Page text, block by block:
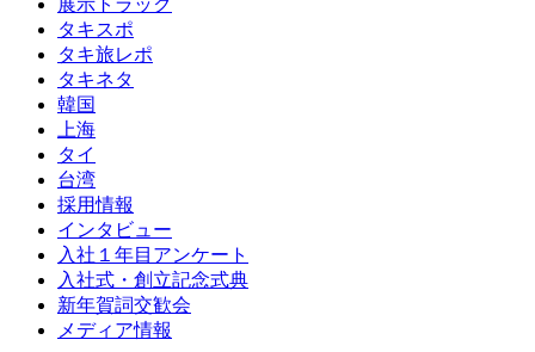
タキスポ
タキ旅レポ
タキネタ
韓国
上海
タイ
台湾
採用情報
インタビュー
入社１年目アンケート
入社式・創立記念式典
新年賀詞交歓会
メディア情報